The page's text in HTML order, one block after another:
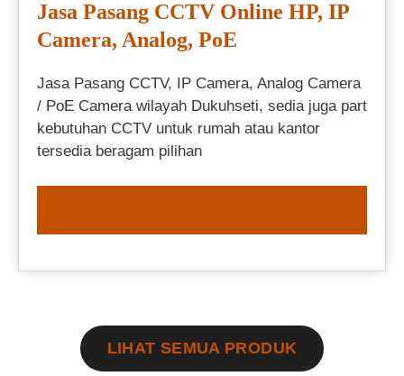
Jasa Pasang CCTV Online HP, IP
Camera, Analog, PoE
Jasa Pasang CCTV, IP Camera, Analog Camera
/ PoE Camera wilayah Dukuhseti, sedia juga part
kebutuhan CCTV untuk rumah atau kantor
tersedia beragam pilihan
LIHAT SEMUA PRODUK